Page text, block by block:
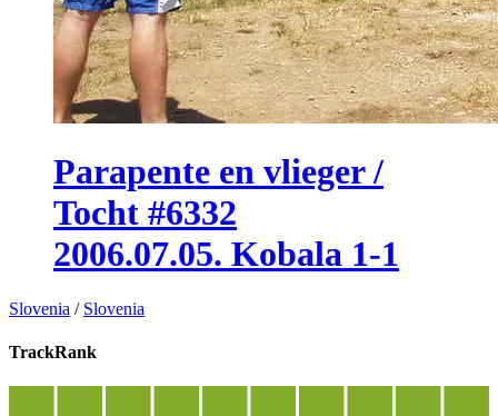
Parapente en vlieger /
Tocht #6332
2006.07.05. Kobala 1-1
Slovenia / Slovenia
TrackRank